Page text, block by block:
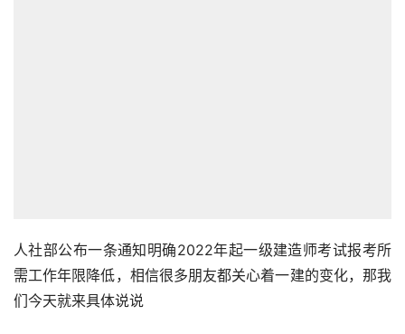
人社部公布一条通知明确2022年起一级建造师考试报考所
需工作年限降低，相信很多朋友都关心着一建的变化，那我
们今天就来具体说说